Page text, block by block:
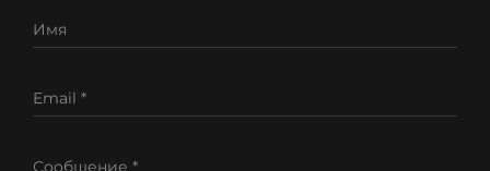
Имя
Email *
Сообщение *